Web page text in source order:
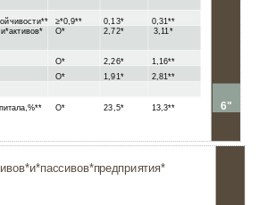
≥*0,9** 0,13*
0,31**
O* 2,72*
3,11*
O* 2,26* 1,16**
O* 1,91* 2,81**
O* 23,5* 13,3** 6"